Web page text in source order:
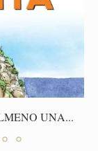
UNA...